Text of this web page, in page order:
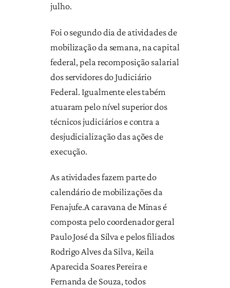
julho.
Foi o segundo dia de atividades de
mobilização da semana, na capital
federal, pela recomposição salarial
dos servidores do Judiciário
Federal. Igualmente eles tabém
atuaram pelo nível superior dos
técnicos judiciários e contra a
desjudicialização das ações de
execução.
As atividades fazem parte do
calendário de mobilizações da
Fenajufe.A caravana de Minas é
composta pelo coordenador geral
Paulo José da Silva e pelos filiados
Rodrigo Alves da Silva, Keila
Aparecida Soares Pereira e
Fernanda de Souza, todos